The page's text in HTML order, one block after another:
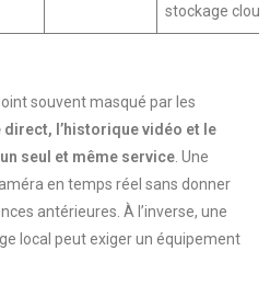
stockage cloud
souvent masqué par les
direct, l’historique vidéo et le
seul et même service. Une
en temps réel sans donner
antérieures. À l’inverse, une
local peut exiger un équipement